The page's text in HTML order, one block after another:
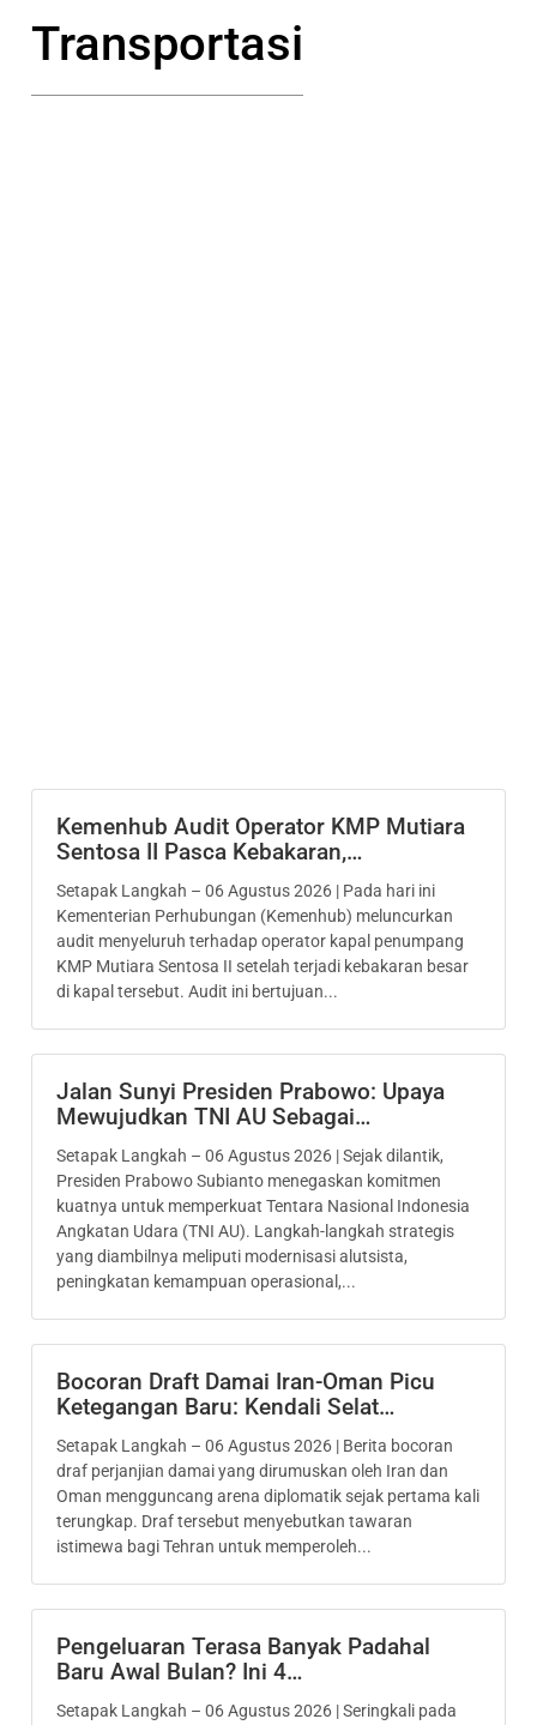
Transportasi
Kemenhub Audit Operator KMP Mutiara
Sentosa II Pasca Kebakaran,…
Setapak Langkah – 06 Agustus 2026 | Pada hari ini
Kementerian Perhubungan (Kemenhub) meluncurkan
audit menyeluruh terhadap operator kapal penumpang
KMP Mutiara Sentosa II setelah terjadi kebakaran besar
di kapal tersebut. Audit ini bertujuan...
Jalan Sunyi Presiden Prabowo: Upaya
Mewujudkan TNI AU Sebagai…
Setapak Langkah – 06 Agustus 2026 | Sejak dilantik,
Presiden Prabowo Subianto menegaskan komitmen
kuatnya untuk memperkuat Tentara Nasional Indonesia
Angkatan Udara (TNI AU). Langkah-langkah strategis
yang diambilnya meliputi modernisasi alutsista,
peningkatan kemampuan operasional,...
Bocoran Draft Damai Iran-Oman Picu
Ketegangan Baru: Kendali Selat…
Setapak Langkah – 06 Agustus 2026 | Berita bocoran
draf perjanjian damai yang dirumuskan oleh Iran dan
Oman mengguncang arena diplomatik sejak pertama kali
terungkap. Draf tersebut menyebutkan tawaran
istimewa bagi Tehran untuk memperoleh...
Pengeluaran Terasa Banyak Padahal
Baru Awal Bulan? Ini 4…
Setapak Langkah – 06 Agustus 2026 | Seringkali pada